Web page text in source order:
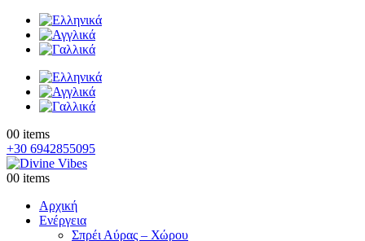
00 items
+30 6942855095
00 items
Αρχική
Ενέργεια
Σπρέι Αύρας – Χώρου